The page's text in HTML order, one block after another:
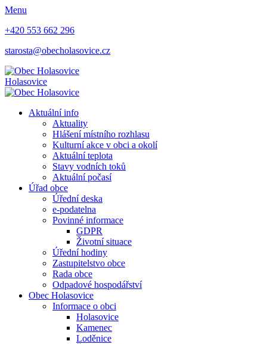
Menu
+420 553 662 296
starosta@obecholasovice.cz
Holasovice
Aktuální info
Aktuality
Hlášení místního rozhlasu
Kulturní akce v obci a okolí
Aktuální teplota
Stavy vodních toků
Aktuální počasí
Úřad obce
Úřední deska
e-podatelna
Povinné informace
GDPR
Životní situace
Úřední hodiny
Zastupitelstvo obce
Rada obce
Odpadové hospodářství
Obec Holasovice
Informace o obci
Holasovice
Kamenec
Loděnice